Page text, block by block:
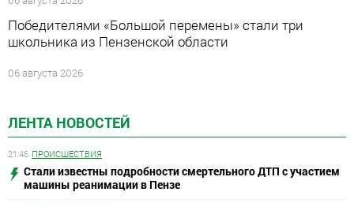
ЛЕНТА НОВОСТЕЙ
21:46 ПРОИСШЕСТВИЯ
Стали известны подробности смертельного ДТП с участием
машины реанимации в Пензе
Победителями «Большой перемены» стали три
школьника из Пензенской области
06 августа 2026